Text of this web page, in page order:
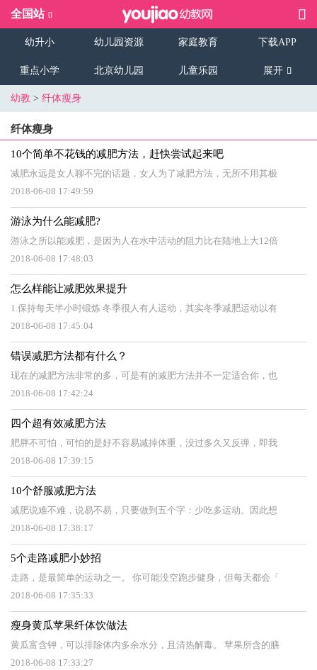
全国站
幼升小 幼儿园资源 家庭教育 下载APP
重点小学 北京幼儿园 儿童乐园 展开
幼教 > 纤体瘦身
纤体瘦身
10个简单不花钱的减肥方法，赶快尝试起来吧
减肥永远是女人聊不完的话题，女人为了减肥方法，无所不用其极
2018-06-08 17:49:59
游泳为什么能减肥?
游泳之所以能减肥，是因为人在水中活动的阻力比在陆地上大12倍
2018-06-08 17:48:03
怎么样能让减肥效果提升
1.保持每天半小时锻炼 冬季很人有人运动，其实冬季减肥运动以有
2018-06-08 17:45:04
错误减肥方法都有什么？
现在的减肥方法非常的多，可是有的减肥方法并不一定适合你，也
2018-06-08 17:42:24
四个超有效减肥方法
肥胖不可怕，可怕的是好不容易减掉体重，没过多久又反弹，即我
2018-06-08 17:39:15
10个舒服减肥方法
减肥说难不难，说易不易，只要做到五个字：少吃多运动。因此想
2018-06-08 17:38:17
5个走路减肥小妙招
走路，是最简单的运动之一。 你可能没空跑步健身，但每天都会「
2018-06-08 17:35:33
瘦身黄瓜苹果纤体饮做法
黄瓜富含钾，可以排除体内多余水分，且清热解毒。 苹果所含的膳
2018-06-08 17:33:27